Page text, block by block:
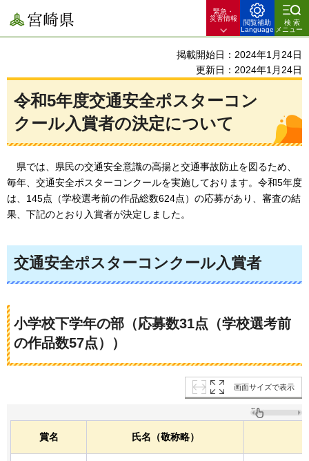
宮崎県
緊急・
災害情報
閲覧補助
Language
検索
メニュー
掲載開始日：2024年1月24日
更新日：2024年1月24日
令和5年度交通安全ポスターコン
クール入賞者の決定について
県では、県民の交通安全意識の高揚と交通事故防止を図るため、
毎年、 交通安全ポスターコンクールを実施しております。令和5年度
は、145点（学校選考前の作品総数624点）の応募があり、審査の結
果、下記のとおり入賞者が決定しました。
交通安全ポスターコンクール入賞者
小学校下学年の部（応募数31点（学校選考前
の作品数57点））
画面サイズで表示
賞名 氏名（敬称略）